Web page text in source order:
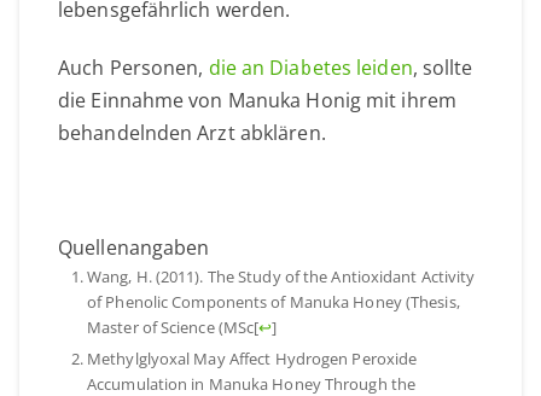
lebensgefährlich werden.
Auch Personen, die an Diabetes leiden, sollte
die Einnahme von Manuka Honig mit ihrem
behandelnden Arzt abklären.
Quellenangaben
Wang, H. (2011). The Study of the Antioxidant Activity
of Phenolic Components of Manuka Honey (Thesis,
Master of Science (MSc[↩]
Methylglyoxal May Affect Hydrogen Peroxide
Accumulation in Manuka Honey Through the